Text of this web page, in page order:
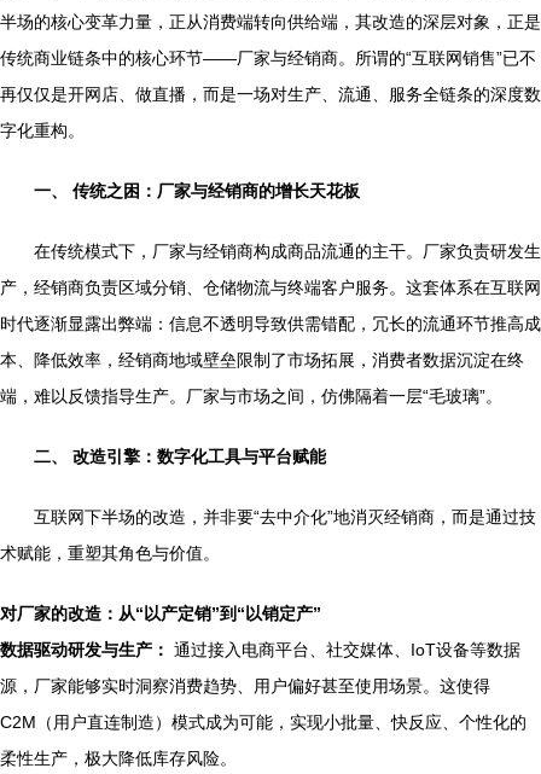
半场的核心变革力量，正从消费端转向供给端，其改造的深层对象，正是
传统商业链条中的核心环节——厂家与经销商。所谓的“互联网销售”已不
再仅仅是开网店、做直播，而是一场对生产、流通、服务全链条的深度数
字化重构。
一、 传统之困：厂家与经销商的增长天花板
在传统模式下，厂家与经销商构成商品流通的主干。厂家负责研发生
产，经销商负责区域分销、仓储物流与终端客户服务。这套体系在互联网
时代逐渐显露出弊端：信息不透明导致供需错配，冗长的流通环节推高成
本、降低效率，经销商地域壁垒限制了市场拓展，消费者数据沉淀在终
端，难以反馈指导生产。厂家与市场之间，仿佛隔着一层“毛玻璃”。
二、 改造引擎：数字化工具与平台赋能
互联网下半场的改造，并非要“去中介化”地消灭经销商，而是通过技
术赋能，重塑其角色与价值。
对厂家的改造：从“以产定销”到“以销定产”
数据驱动研发与生产： 通过接入电商平台、社交媒体、IoT设备等数据
源，厂家能够实时洞察消费趋势、用户偏好甚至使用场景。这使得
C2M（用户直连制造）模式成为可能，实现小批量、快反应、个性化的
柔性生产，极大降低库存风险。